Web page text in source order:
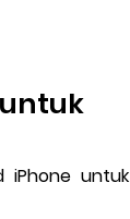
iPhone untuk